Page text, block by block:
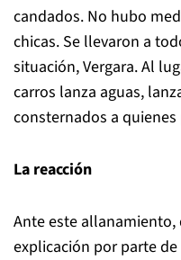
candados. No hubo
chicas. Se llevaron a
situación, Vergara. Al
carros lanza aguas,
consternados a
La reacción
Ante este
explicación por parte